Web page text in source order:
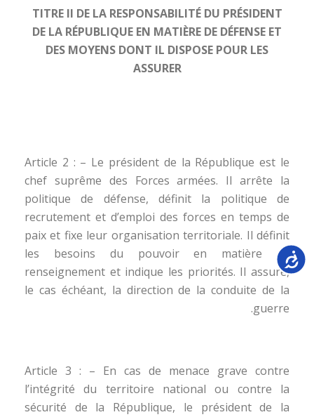
TITRE II DE LA RESPONSABILITÉ DU PRÉSIDENT
DE LA RÉPUBLIQUE EN MATIÈRE DE DÉFENSE ET
DES MOYENS DONT IL DISPOSE POUR LES
ASSURER
Article 2 : – Le président de la République est le
chef suprême des Forces armées. Il arrête la
politique de défense, définit la politique de
recrutement et d’emploi des forces en temps de
paix et fixe leur organisation territoriale. Il définit
les besoins du pouvoir en matière de
renseignement et indique les priorités. Il assure,
le cas échéant, la direction de la conduite de la
guerre.
Article 3 : – En cas de menace grave contre
l’intégrité du territoire national ou contre la
sécurité de la République, le président de la